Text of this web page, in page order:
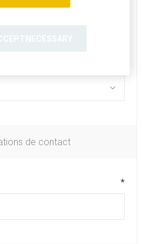
de contact
*